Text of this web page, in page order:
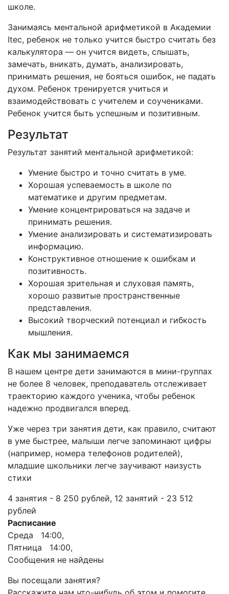
школе.
Занимаясь ментальной арифметикой в Академии
Itec, ребенок не только учится быстро считать без
калькулятора — он учится видеть, слышать,
замечать, вникать, думать, анализировать,
принимать решения, не бояться ошибок, не падать
духом. Ребенок тренируется учиться и
взаимодействовать с учителем и соучениками.
Ребенок учится быть успешным и позитивным.
Результат
Результат занятий ментальной арифметикой:
Умение быстро и точно считать в уме.
Хорошая успеваемость в школе по
математике и другим предметам.
Умение концентрироваться на задаче и
принимать решения.
Умение анализировать и систематизировать
информацию.
Конструктивное отношение к ошибкам и
позитивность.
Хорошая зрительная и слуховая память,
хорошо развитые пространственные
представления.
Высокий творческий потенциал и гибкость
мышления.
Как мы занимаемся
В нашем центре дети занимаются в мини-группах
не более 8 человек, преподаватель отслеживает
траекторию каждого ученика, чтобы ребенок
надежно продвигался вперед.
Уже через три занятия дети, как правило, считают
в уме быстрее, малыши легче запоминают цифры
(например, номера телефонов родителей),
младшие школьники легче заучивают наизусть
стихи
4 занятия - 8 250 рублей, 12 занятий - 23 512
рублей
Расписание
Среда 14:00,
Пятница 14:00,
Сообщения не найдены
Вы посещали занятия?